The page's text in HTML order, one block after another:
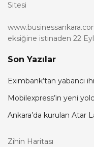
Sitesi
eksiğine istinaden 22
Son Yazılar
Eximbank’tan yabancı
Mobilexpress’in yeni
Ankara’da kurulan Atar
Zihin Haritası